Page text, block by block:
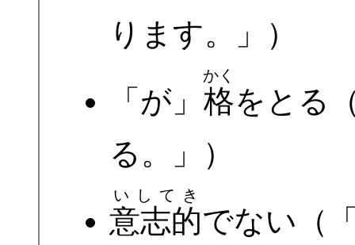
ります。」）
「が」 格
かく
をとる
る。」）
意志的
いしてき
でない（